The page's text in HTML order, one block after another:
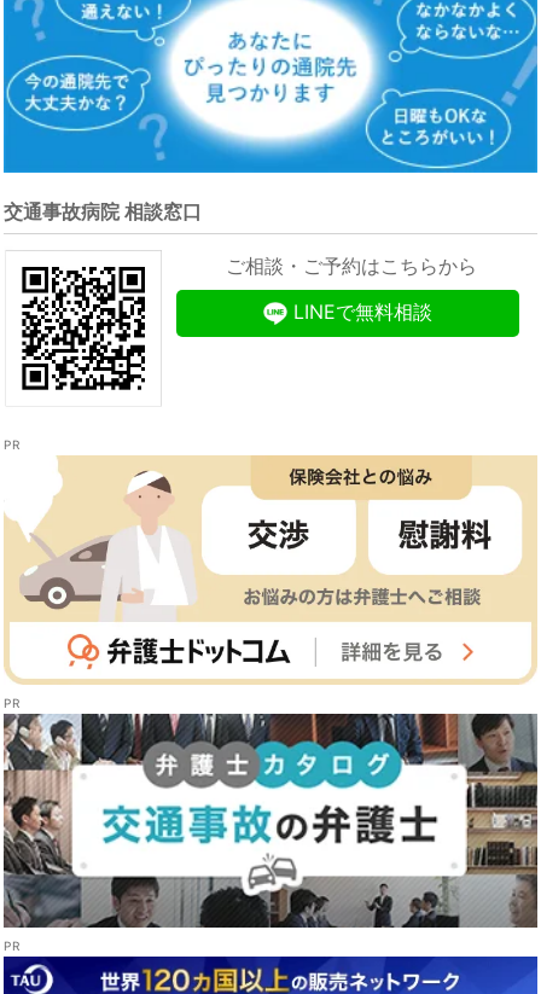
交通事故病院 相談窓口
ご相談・ご予約はこちらから
LINEで無料相談